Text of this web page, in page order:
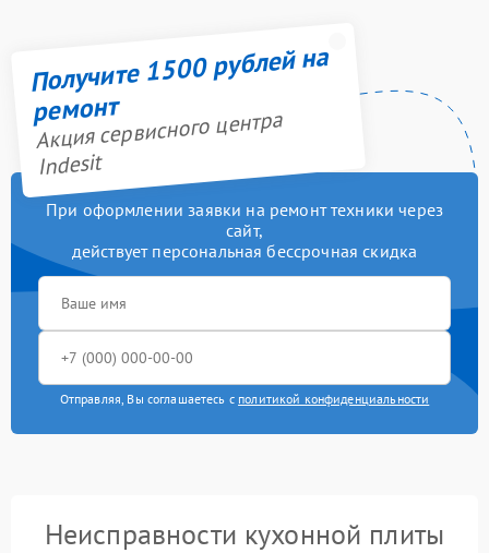
Получите 1500 рублей на
ремонт
Акция сервисного центра
Indesit
При оформлении заявки на ремонт техники через
сайт,
действует персональная бессрочная скидка
Отправляя, Вы соглашаетесь с политикой конфиденциальности
Неисправности кухонной плиты